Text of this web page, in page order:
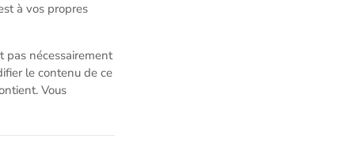
à vos propres
pas nécessairement
le contenu de ce
Vous